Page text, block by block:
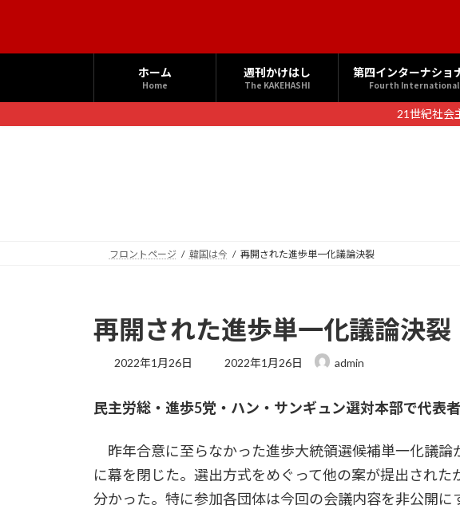
へ
ス
ョ
ン
ホーム
Home
週刊かけはし
The KAKEHASHI
第四インターナショ
Fourth International
21世紀社会
フロントページ 韓国は今 再開された進歩単一化議論決裂
再開された進歩単一化議論決裂
2022年1月26日
最
新
:
2022年1月26日 admin
民主労総・進歩5党・ハン・サンギュン選対本部で代表
昨年合意に至らなかった進歩大統領選候補単一化議論
に幕を閉じた。選出方式をめぐって他の案が提出され
分かった。特に参加各団体は今回の会議内容を非公開に